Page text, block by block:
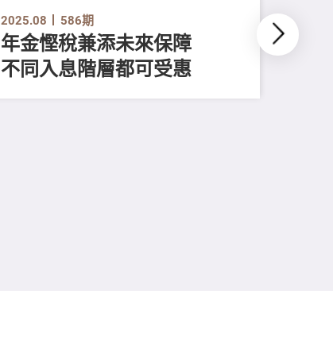
2025.08 586期
年金慳稅兼添未來保障
不同入息階層都可受惠